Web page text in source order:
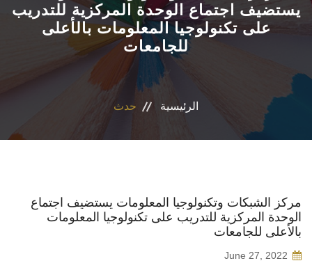
تواصل معنا
يستضيف اجتماع الوحدة المركزية للتدريب
على تكنولوجيا المعلومات بالأعلى
للجامعات
الرئيسية حدث
مركز الشبكات وتكنولوجيا المعلومات يستضيف اجتماع
الوحدة المركزية للتدريب على تكنولوجيا المعلومات
بالأعلى للجامعات
June 27, 2022